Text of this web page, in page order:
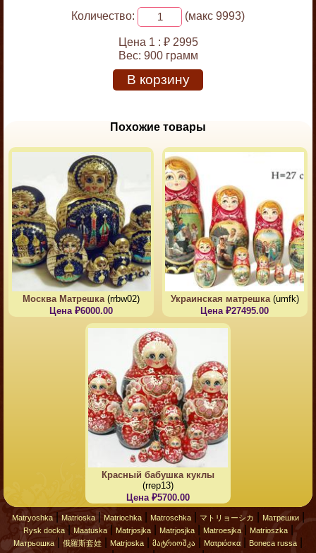
Количество:
(макс 9993)
Цена 1 : ₽ 2995
Вес: 900 грамм
В корзину
Похожие товары
Москва Матрешка(rrbw02)
Цена ₽6000.00
Украинская матрешка(umfk)
Цена ₽27495.00
Красный бабушка куклы
(rrep13)
Цена ₽5700.00
Matryoshka| Matrioska| Matriochka| Matroschka| マトリョーシカ Матрешки|
Rysk docka| Maatuska| Matrjosjka| Matrjosjka| Matroesjka| Matrioszka|
Матрьошка 俄羅斯套娃 Matrjoska მატრიოშკა Ματριόσκα Boneca russa